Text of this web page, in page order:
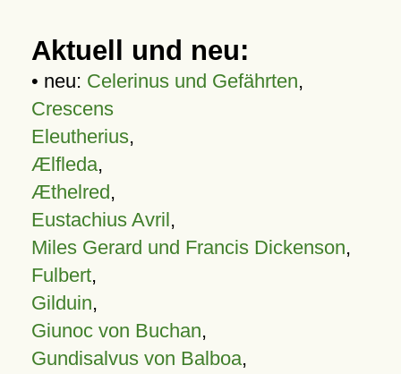
Aktuell und neu:
• neu: Celerinus und Gefährten,
Crescens
Eleutherius,
Ælfleda,
Æthelred,
Eustachius Avril,
Miles Gerard und Francis Dickenson,
Fulbert,
Gilduin,
Giunoc von Buchan,
Gundisalvus von Balboa,